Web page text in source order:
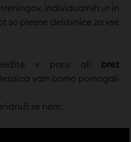
individualnih ur in
so plesne delavnice za vse
v paru ali brez
vam bomo pomagali
se nam.